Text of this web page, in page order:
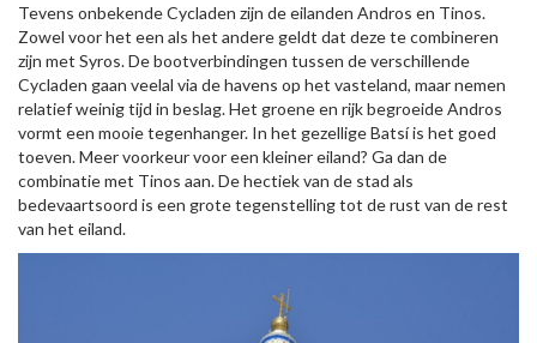
Tevens onbekende Cycladen zijn de eilanden Andros en Tinos.
Zowel voor het een als het andere geldt dat deze te combineren
zijn met Syros. De bootverbindingen tussen de verschillende
Cycladen gaan veelal via de havens op het vasteland, maar nemen
relatief weinig tijd in beslag. Het groene en rijk begroeide Andros
vormt een mooie tegenhanger. In het gezellige Batsí is het goed
toeven. Meer voorkeur voor een kleiner eiland? Ga dan de
combinatie met Tinos aan. De hectiek van de stad als
bedevaartsoord is een grote tegenstelling tot de rust van de rest
van het eiland.